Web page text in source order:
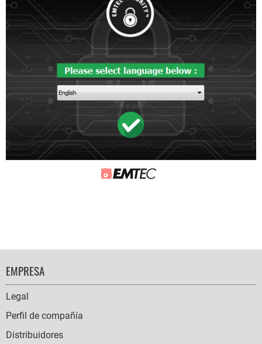
FOOTER
NAVIGATION
EMPRESA
Legal
Perfil de compañía
Distribuidores